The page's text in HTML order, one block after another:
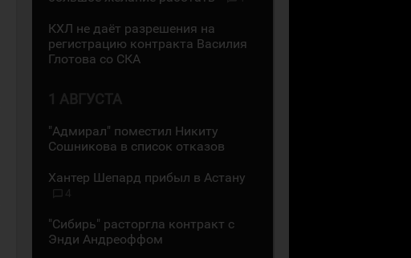
КХЛ не даёт разрешения на
регистрацию контракта Василия
Глотова со СКА
1 АВГУСТА
"Адмирал" поместил Никиту
Сошникова в список отказов
Хантер Шепард прибыл в Астану
4
"Сибирь" расторгла контракт с
Энди Андреоффом